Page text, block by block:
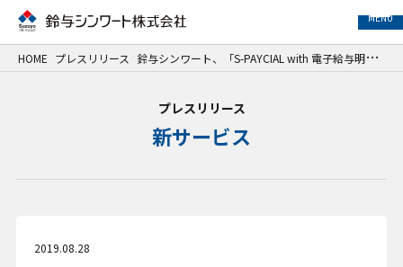
MENU
事例紹介
HOME プレスリリース 鈴与シンワート、「S-PAYCIAL with 電子給与明細」と 「S-PAYCIAL with 電子年調申告」の【2019年度機能強化版】をリリース
プレスリリース
新サービス
2019.08.28